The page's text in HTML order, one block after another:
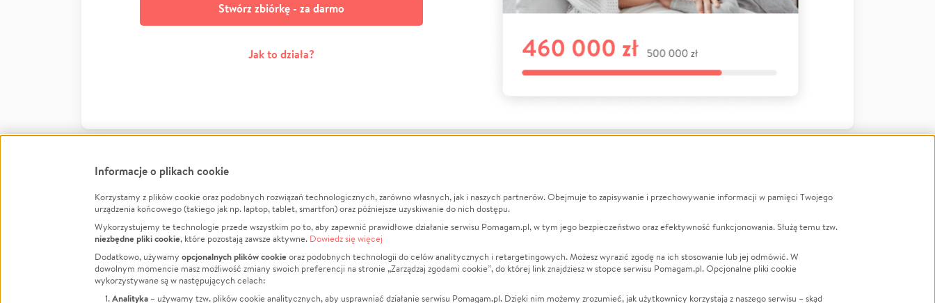
Stwórz zbiórkę - za darmo
Jak to działa?
FacebookTwitter Instagram
LinkedInTikTok Youtube
Informacje
Jak to działa?
Regulamin
Polityka Prywatności
O nas
Opinie
Raporty
Za darmo
Zbieraj na
Leczenie
Zwierzęta
Pożar
LGBTQ+
Powódź
Wichura
Informacje o plikach cookie
Korzystamy z plików cookie oraz podobnych rozwiązań technologicznych, zarówno własnych, jak i naszych partnerów. Obejmuje to zapisywanie i przechowywanie informacji w pamięci Twojego
urządzenia końcowego (takiego jak np. laptop, tablet, smartfon) oraz późniejsze uzyskiwanie do nich dostępu.
Wykorzystujemy te technologie przede wszystkim po to, aby zapewnić prawidłowe działanie serwisu Pomagam.pl, w tym jego bezpieczeństwo oraz efektywność funkcjonowania. Służą temu tzw.
niezbędne pliki cookie, które pozostają zawsze aktywne. Dowiedz się więcej
Dodatkowo, używamy opcjonalnych plików cookieoraz podobnych technologii do celów analitycznych i retargetingowych. Możesz wyrazić zgodę na ich stosowanie lub jej odmówić. W
dowolnym momencie masz możliwość zmiany swoich preferencji na stronie „Zarządzaj zgodami cookie”, do której link znajdziesz w stopce serwisu Pomagam.pl. Opcjonalne pliki cookie
wykorzystywane są w następujących celach:
Analityka – używamy tzw. plików cookie analitycznych, aby usprawniać działanie serwisu Pomagam.pl. Dzięki nim możemy zrozumieć, jak użytkownicy korzystają z naszego serwisu – skąd